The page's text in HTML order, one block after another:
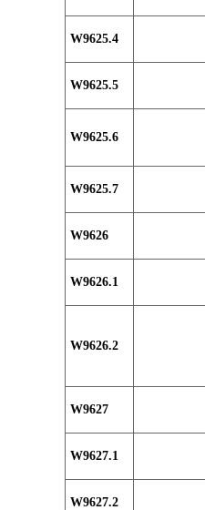
W9625.4
W9625.5
W9625.6
W9625.7
W9626
W9626.1
W9626.2
W9627
W9627.1
W9627.2